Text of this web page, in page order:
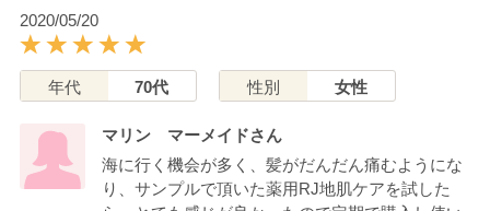
2020/05/20
年代 70代 性別 女性
マリン マーメイドさん
海に行く機会が多く、髪がだんだん痛むようにな
り、サンプルで頂いた薬用RJ地肌ケアを試した